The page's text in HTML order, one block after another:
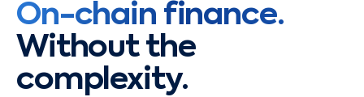
On-chain finance.
Without the
complexity.